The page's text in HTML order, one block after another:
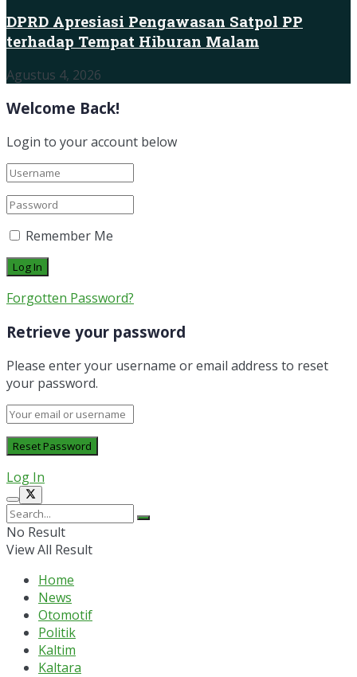
DPRD Apresiasi Pengawasan Satpol PP
terhadap Tempat Hiburan Malam
Agustus 4, 2026
Welcome Back!
Login to your account below
Remember Me
Forgotten Password?
Retrieve your password
Please enter your username or email address to reset
your password.
Log In
No Result
View All Result
Home
News
Otomotif
Politik
Kaltim
Kaltara